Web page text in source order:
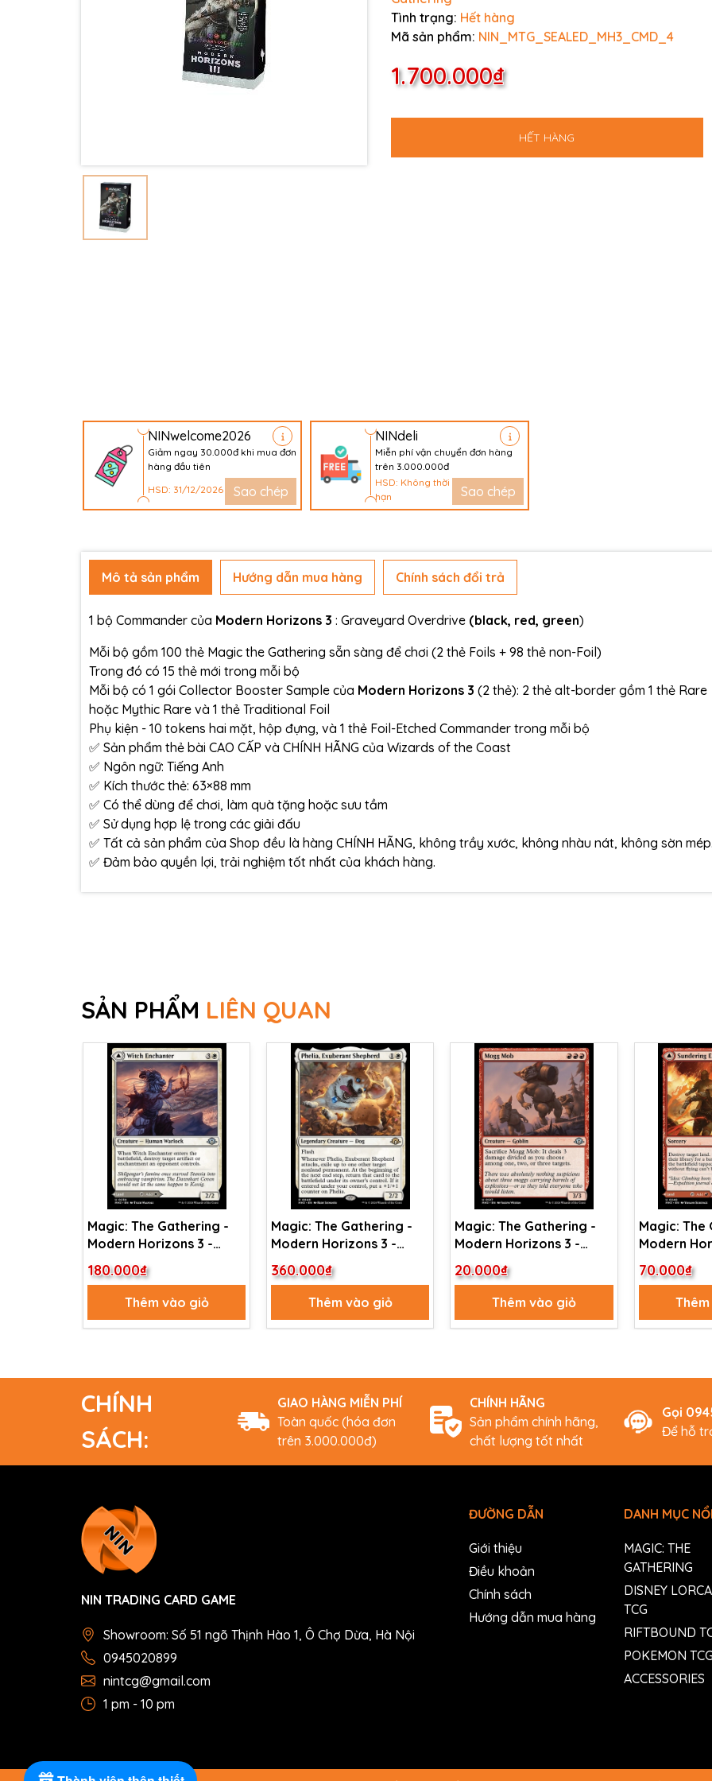
Tình trạng: Hết hàng
Mã sản phẩm: NIN_MTG_SEALED_MH3_CMD_4
1.700.000₫
HẾT HÀNG
NINwelcome2026
Giảm ngay 30.000đ khi mua đơn
hàng đầu tiên
HSD: 31/12/2026
Sao chép
NINdeli
Miễn phí vận chuyển đơn hàng
trên 3.000.000đ
HSD: Không thời
hạn
Sao chép
Mô tả sản phẩm Hướng dẫn mua hàng Chính sách đổi trả
1 bộ Commander của Modern Horizons 3 : Graveyard Overdrive (black, red, green)
Mỗi bộ gồm 100 thẻ Magic the Gathering sẵn sàng để chơi (2 thẻ Foils + 98 thẻ non-Foil)
Trong đó có 15 thẻ mới trong mỗi bộ
Mỗi bộ có 1 gói Collector Booster Sample của Modern Horizons 3 (2 thẻ): 2 thẻ alt-border gồm 1 thẻ Rare
hoặc Mythic Rare và 1 thẻ Traditional Foil
Phụ kiện - 10 tokens hai mặt, hộp đựng, và 1 thẻ Foil-Etched Commander trong mỗi bộ
✅ Sản phẩm thẻ bài CAO CẤP và CHÍNH HÃNG của Wizards of the Coast
✅ Ngôn ngữ: Tiếng Anh
✅ Kích thước thẻ: 63×88 mm
✅ Có thể dùng để chơi, làm quà tặng hoặc sưu tầm
✅ Sử dụng hợp lệ trong các giải đấu
✅ Tất cả sản phẩm của Shop đều là hàng CHÍNH HÃNG, không trầy xước, không nhàu nát, không sờn
✅ Đảm bảo quyền lợi, trải nghiệm tốt nhất của khách hàng.
SẢN PHẨM LIÊN QUAN
Magic: The Gathering -
Modern Horizons 3 -
Witch Enchanter //
Witch-Blessed Meadow
180.000₫
Thêm vào giỏ
Magic: The Gathering -
Modern Horizons 3 -
Phelia, Exuberant
Shepherd (40)
360.000₫
Thêm vào giỏ
Magic: The Gathering -
Modern Horizons 3 -
Mogg Mob (127)
20.000₫
Thêm vào giỏ
Magic: The
Modern
Sundering
Volcanic
70.000₫
CHÍNH
SÁCH:
GIAO HÀNG MIỄN PHÍ
Toàn quốc (hóa đơn
trên 3.000.000đ)
CHÍNH HÃNG
Sản phẩm chính hãng,
chất lượng tốt nhất
Gọi
Để hỗ
NIN TRADING CARD GAME
Showroom: Số 51 ngõ Thịnh Hào 1, Ô Chợ Dừa, Hà Nội
0945020899
nintcg@gmail.com
1 pm - 10 pm
ĐƯỜNG DẪN
Giới thiệu
Điều khoản
Chính sách
Hướng dẫn mua hàng
DANH MỤC
MAGIC: THE
GATHERING
DISNEY
TCG
RIFTBOUND
POKEMON TCG
ACCESSORIES